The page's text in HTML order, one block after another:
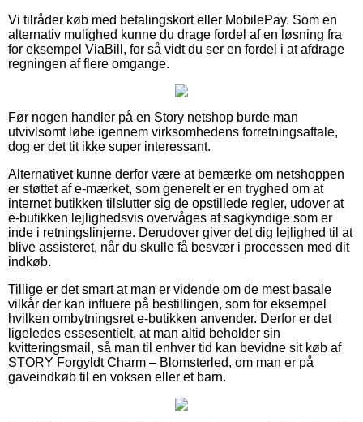
Vi tilråder køb med betalingskort eller MobilePay. Som en
alternativ mulighed kunne du drage fordel af en løsning fra
for eksempel ViaBill, for så vidt du ser en fordel i at afdrage
regningen af flere omgange.
Før nogen handler på en Story netshop burde man
utvivlsomt løbe igennem virksomhedens forretningsaftale,
dog er det tit ikke super interessant.
Alternativet kunne derfor være at bemærke om netshoppen
er støttet af e-mærket, som generelt er en tryghed om at
internet butikken tilslutter sig de opstillede regler, udover at
e-butikken lejlighedsvis overvåges af sagkyndige som er
inde i retningslinjerne. Derudover giver det dig lejlighed til at
blive assisteret, når du skulle få besvær i processen med dit
indkøb.
Tillige er det smart at man er vidende om de mest basale
vilkår der kan influere på bestillingen, som for eksempel
hvilken ombytningsret e-butikken anvender. Derfor er det
ligeledes essesentielt, at man altid beholder sin
kvitteringsmail, så man til enhver tid kan bevidne sit køb af
STORY Forgyldt Charm – Blomsterled, om man er på
gaveindkøb til en voksen eller et barn.